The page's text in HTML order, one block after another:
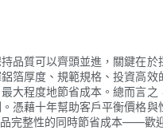
品質可以齊頭並進，關鍵在
箔厚度、規範規格、投資高
大程度地節省成本。總而言
憑藉十年幫助客戶平衡價格
完整性的同時節省成本——歡